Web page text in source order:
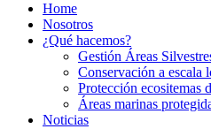
Home
Nosotros
¿Qué hacemos?
Gestión Áreas
Conservación a escala
Protección ecositemas
Áreas marinas
Noticias